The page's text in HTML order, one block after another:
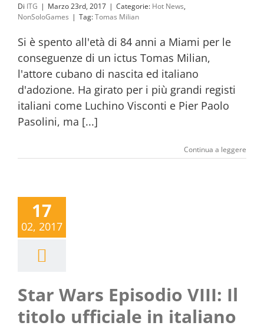
Di ITG | Marzo 23rd, 2017 | Categorie: Hot News,
NonSoloGames | Tag:Tomas Milian
Si è spento all'età di 84 anni a Miami per le
conseguenze di un ictus Tomas Milian,
l'attore cubano di nascita ed italiano
d'adozione. Ha girato per i più grandi registi
italiani come Luchino Visconti e Pier Paolo
Pasolini, ma [...]
Continua a leggere
17
02, 2017
Star Wars Episodio VIII: Il
titolo ufficiale in italiano